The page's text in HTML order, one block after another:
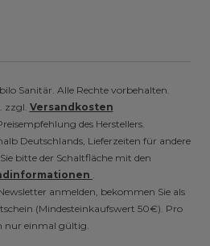
Sanitär. Alle Rechte vorbehalten.
zzgl. Versandkosten
des Herstellers.
Deutschlands, Lieferzeiten für andere
bitte der Schaltfläche mit den
anmelden, bekommen Sie als
(Mindesteinkaufswert 50€). Pro
nur einmal gültig.